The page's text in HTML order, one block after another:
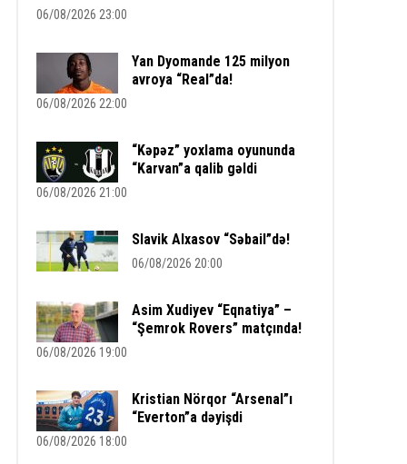
06/08/2026 23:00
Yan Dyomande 125 milyon
avroya “Real”da!
06/08/2026 22:00
“Kəpəz” yoxlama oyununda
“Karvan”a qalib gəldi
06/08/2026 21:00
Slavik Alxasov “Səbail”də!
06/08/2026 20:00
Asim Xudiyev “Eqnatiya” –
“Şemrok Rovers” matçında!
06/08/2026 19:00
Kristian Nörqor “Arsenal”ı
“Everton”a dəyişdi
06/08/2026 18:00